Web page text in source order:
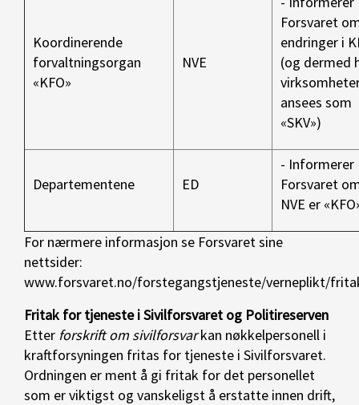
Koordinerende
forvaltningsorgan
«KFO»
NVE
Forsvaret
endringer i
(og dermed
ansees som
«SKV»)
Departementene ED
- Informerer
Forsvaret
NVE er
For nærmere informasjon se Forsvaret sine
nettsider:
www.forsvaret.no/forstegangstjeneste/verneplikt/
Fritak for tjeneste i Sivilforsvaret og Politireserven
Etter forskrift om sivilforsvarkan nøkkelpersonell i
kraftforsyningen fritas for tjeneste i Sivilforsvaret.
Ordningen er ment å gi fritak for det personellet
som er viktigst og vanskeligst å erstatte innen drift,